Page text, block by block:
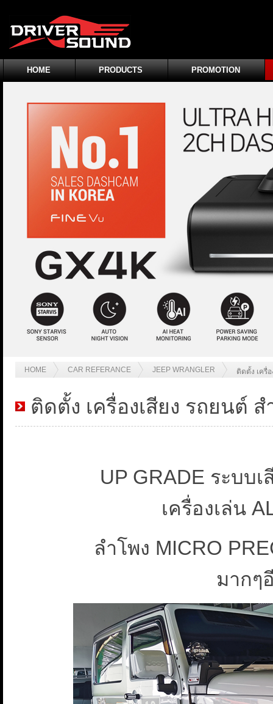
HOME PRODUCTS PROMOTION
HOME CAR REFERANCE JEEP WRANGLER ติดตั้ง เครื่
ติดตั้ง เครื่องเสียง รถยนต์
UP GRADE ระบบ
เครื่องเล่น
ลำโพง MICRO
มากๆ